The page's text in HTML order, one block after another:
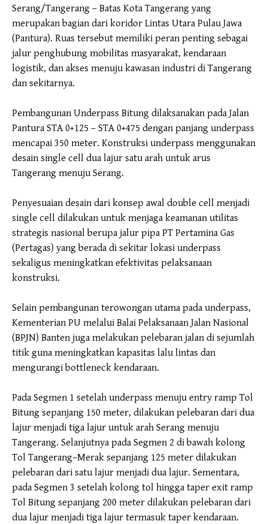
Serang/Tangerang – Batas Kota Tangerang yang
merupakan bagian dari koridor Lintas Utara Pulau Jawa
(Pantura). Ruas tersebut memiliki peran penting sebagai
jalur penghubung mobilitas masyarakat, kendaraan
logistik, dan akses menuju kawasan industri di Tangerang
dan sekitarnya.
Pembangunan Underpass Bitung dilaksanakan pada Jalan
Pantura STA 0+125 – STA 0+475 dengan panjang underpass
mencapai 350 meter. Konstruksi underpass menggunakan
desain single cell dua lajur satu arah untuk arus
Tangerang menuju Serang.
Penyesuaian desain dari konsep awal double cell menjadi
single cell dilakukan untuk menjaga keamanan utilitas
strategis nasional berupa jalur pipa PT Pertamina Gas
(Pertagas) yang berada di sekitar lokasi underpass
sekaligus meningkatkan efektivitas pelaksanaan
konstruksi.
Selain pembangunan terowongan utama pada underpass,
Kementerian PU melalui Balai Pelaksanaan Jalan Nasional
(BPJN) Banten juga melakukan pelebaran jalan di sejumlah
titik guna meningkatkan kapasitas lalu lintas dan
mengurangi bottleneck kendaraan.
Pada Segmen 1 setelah underpass menuju entry ramp Tol
Bitung sepanjang 150 meter, dilakukan pelebaran dari dua
lajur menjadi tiga lajur untuk arah Serang menuju
Tangerang. Selanjutnya pada Segmen 2 di bawah kolong
Tol Tangerang–Merak sepanjang 125 meter dilakukan
pelebaran dari satu lajur menjadi dua lajur. Sementara,
pada Segmen 3 setelah kolong tol hingga taper exit ramp
Tol Bitung sepanjang 200 meter dilakukan pelebaran dari
dua lajur menjadi tiga lajur termasuk taper kendaraan.